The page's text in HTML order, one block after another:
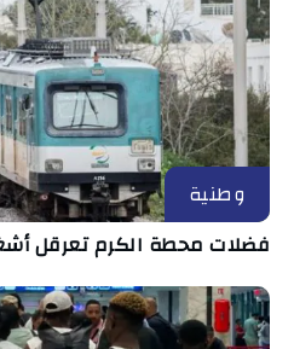
وطنية
فضلات محطة الكرم تعرقل